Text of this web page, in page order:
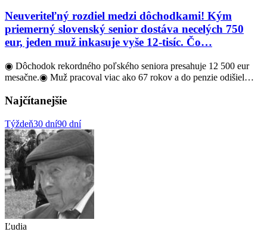
Neuveriteľný rozdiel medzi dôchodkami! Kým
priemerný slovenský senior dostáva necelých 750
eur, jeden muž inkasuje vyše 12-tisíc. Čo…
◉ Dôchodok rekordného poľského seniora presahuje 12 500 eur
mesačne.◉ Muž pracoval viac ako 67 rokov a do penzie odišiel…
Najčítanejšie
Týždeň30 dní90 dní
Ľudia